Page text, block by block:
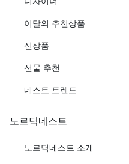
이달의 추천상품
신상품
선물 추천
네스트 트렌드
노르딕네스트
노르딕네스트 소개